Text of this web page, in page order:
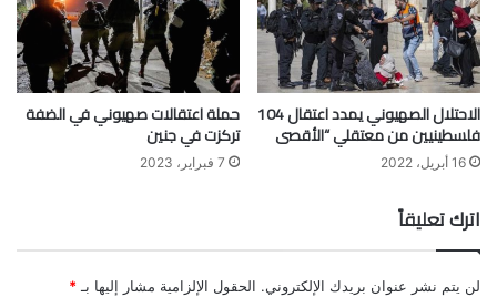
الاحتلال الصهيوني يمدد اعتقال 104
فلسطينيين من معتقلي “الأقصى
16 أبريل، 2022
حملة اعتقالات صهيوني في الضفة
تركزت في جنين
7 فبراير، 2023
اترك تعليقاً
لن يتم نشر عنوان بريدك الإلكتروني. الحقول الإلزامية مشار إليها بـ *